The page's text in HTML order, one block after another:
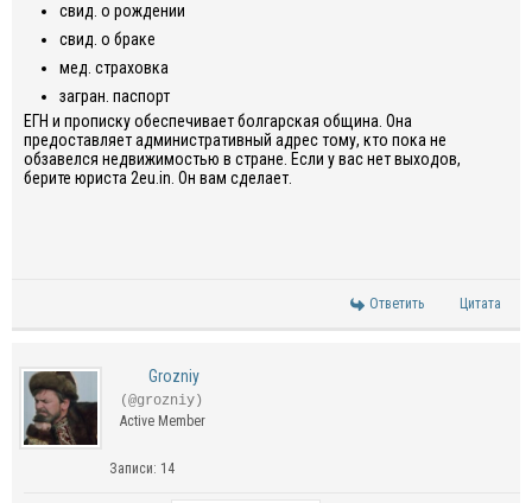
свид о рождении
свид о браке
мед страховка
загран паспорт
ЕГН и прописку обеспечивает болгарская община. Она
предоставляет административный адрес тому, кто пока не
обзавелся недвижимостью в стране. Если у вас нет выходов,
берите юриста 2eu.in. Он вам сделает.
Ответить Цитата
Grozniy
(@grozniy)
Active Member
Записи: 14